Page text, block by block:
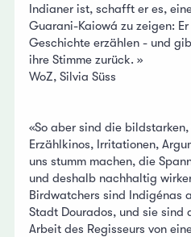
Indianer ist, schafft er es,
Guarani-Kaiowá zu zeigen:
Geschichte erzählen - und
ihre Stimme zurück. »
WoZ, Silvia Süss
«So aber sind die
Erzählkinos, Irritationen,
uns stumm machen, die
und deshalb nachhaltig
Birdwatchers sind Indigénas
Stadt Dourados, und sie
Arbeit des Regisseurs von